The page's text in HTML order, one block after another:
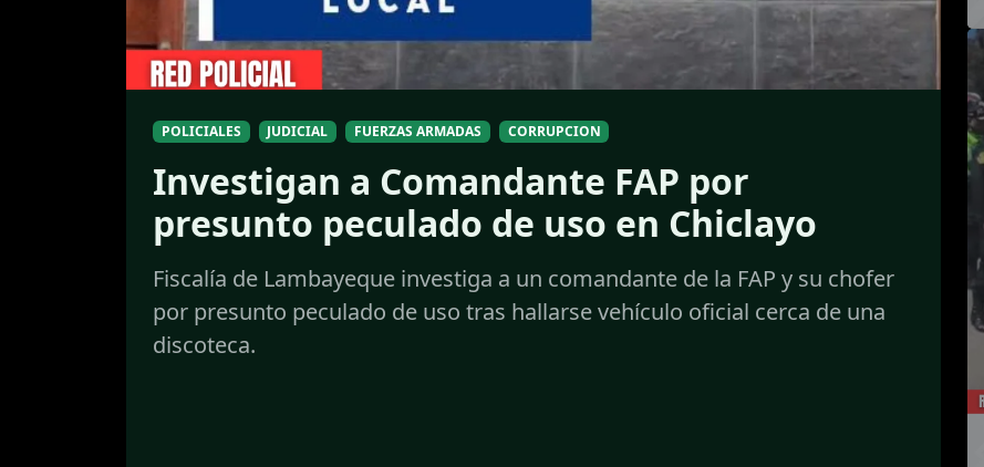
POLICIALES JUDICIAL FUERZAS ARMADAS CORRUPCION
Investigan a Comandante FAP por
presunto peculado de uso en Chiclayo
Fiscalía de Lambayeque investiga a un comandante de la FAP y su chofer
por presunto peculado de uso tras hallarse vehículo oficial cerca de una
discoteca.